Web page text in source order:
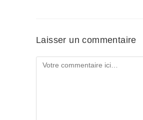
Laisser un commentaire
Comment